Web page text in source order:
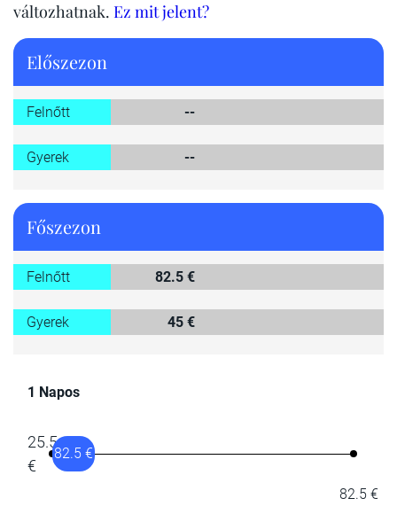
változhatnak. Ez mit jelent?
Előszezon
Felnőtt --
Gyerek --
Főszezon
Felnőtt 82.5 €
Gyerek 45 €
1 Napos
25.5
€
82.5 €
82.5 €